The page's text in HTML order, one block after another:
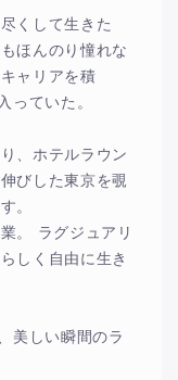
くして生きた
ほんのり憧れな
ャリアを積
っていた。
、ホテルラウン
びした東京を覗
。
。 ラグジュアリ
しく自由に生き
美しい瞬間のラ